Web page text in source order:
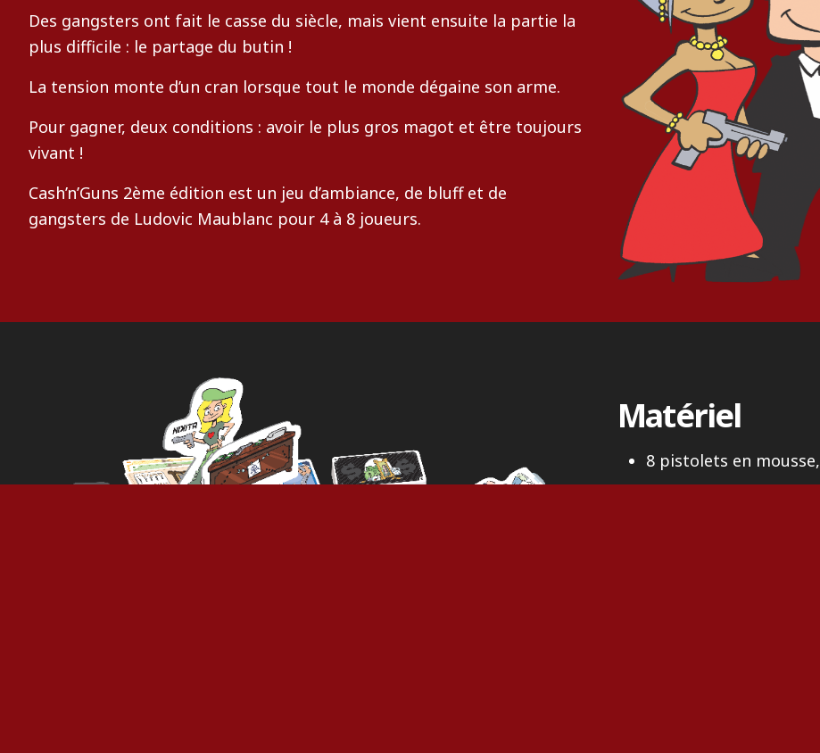
Des gangsters ont fait le casse du siècle, mais vient ensuite la partie la
plus difficile : le partage du butin !
La tension monte d’un cran lorsque tout le monde dégaine son arme.
Pour gagner, deux conditions : avoir le plus gros magot et être toujours
vivant !
Cash’n’Guns 2ème édition est un jeu d’ambiance, de bluff et de
gangsters de Ludovic Maublanc pour 4 à 8 joueurs.
Matériel
8 pistolets en mousse,